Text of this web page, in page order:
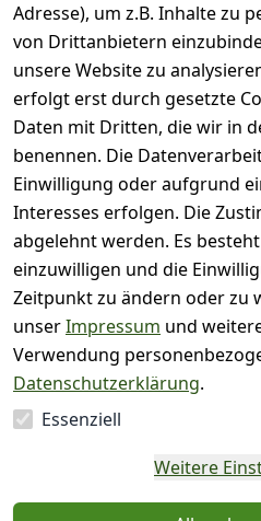
5
4
3
2
1
Es hat noch
eine Bewertung für
diesen Artikel
abgegeben
Person - klicken
Details
Adresse), um z.B. Inhalte zu
von Drittanbietern
unsere Website zu
erfolgt erst durch gesetzte
Daten mit Dritten, die wir in
benennen. Die
Einwilligung oder aufgrund
Interesses erfolgen. Die
abgelehnt werden. Es
einzuwilligen und die
Zeitpunkt zu ändern oder zu
unserImpressum und
Verwendung
Datenschutzerklärung.
Essenziell
Weitere